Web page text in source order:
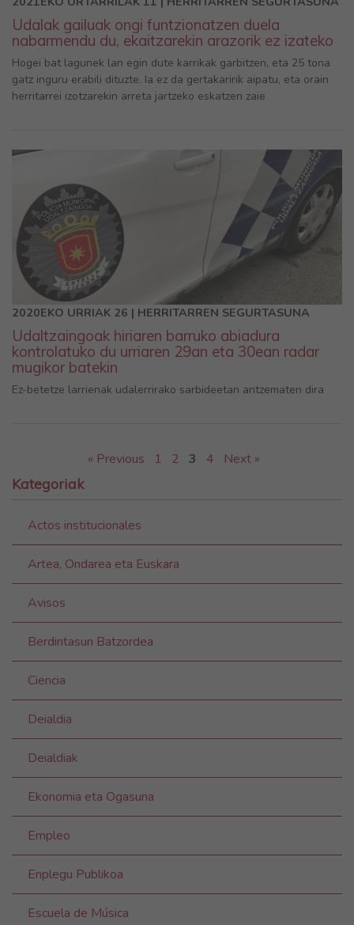
Udalak gailuak ongi funtzionatzen duela
nabarmendu du, ekaitzarekin arazorik ez izateko
Hogei bat lagunek lan egin dute karrikak garbitzen, eta 25 tona
gatz inguru erabili dituzte. Ia ez da gertakaririk aipatu, eta orain
herritarrei izotzarekin arreta jartzeko eskatzen zaie
2020EKO URRIAK 26 | HERRITARREN SEGURTASUNA
Udaltzaingoak hiriaren barruko abiadura
kontrolatuko du urriaren 29an eta 30ean radar
mugikor batekin
Ez-betetze larrienak udalerrirako sarbideetan antzematen dira
« Previous 1 2 3 4
Next »
Kategoriak
Actos institucionales
Artea, Ondarea eta Euskara
Avisos
Berdintasun Batzordea
Ciencia
Deialdia
Deialdiak
Ekonomia eta Ogasuna
Empleo
Enplegu Publikoa
Escuela de Música